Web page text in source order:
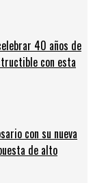
40 años de
con esta
con su nueva
de alto